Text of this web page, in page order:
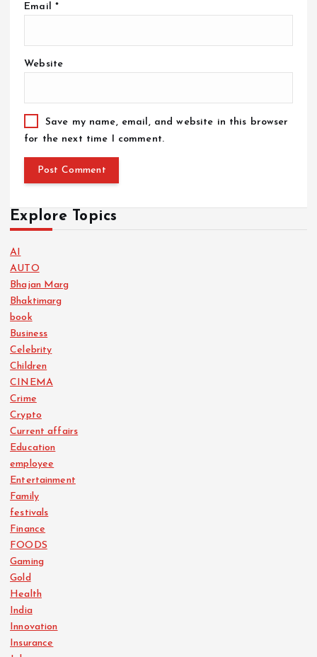
Email *
Website
Save my name, email, and website in this browser
for the next time I comment.
Explore Topics
AI
AUTO
Bhajan Marg
Bhaktimarg
book
Business
Celebrity
Children
CINEMA
Crime
Crypto
Current affairs
Education
employee
Entertainment
Family
festivals
Finance
FOODS
Gaming
Gold
Health
India
Innovation
Insurance